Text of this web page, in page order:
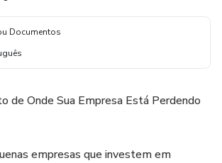
Documentos
de Onde Sua Empresa Está Perdendo
empresas que investem em